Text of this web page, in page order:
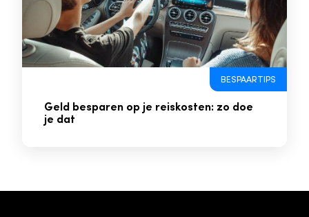
BESPAARTIPS
Geld besparen op je reiskosten: zo doe
je dat